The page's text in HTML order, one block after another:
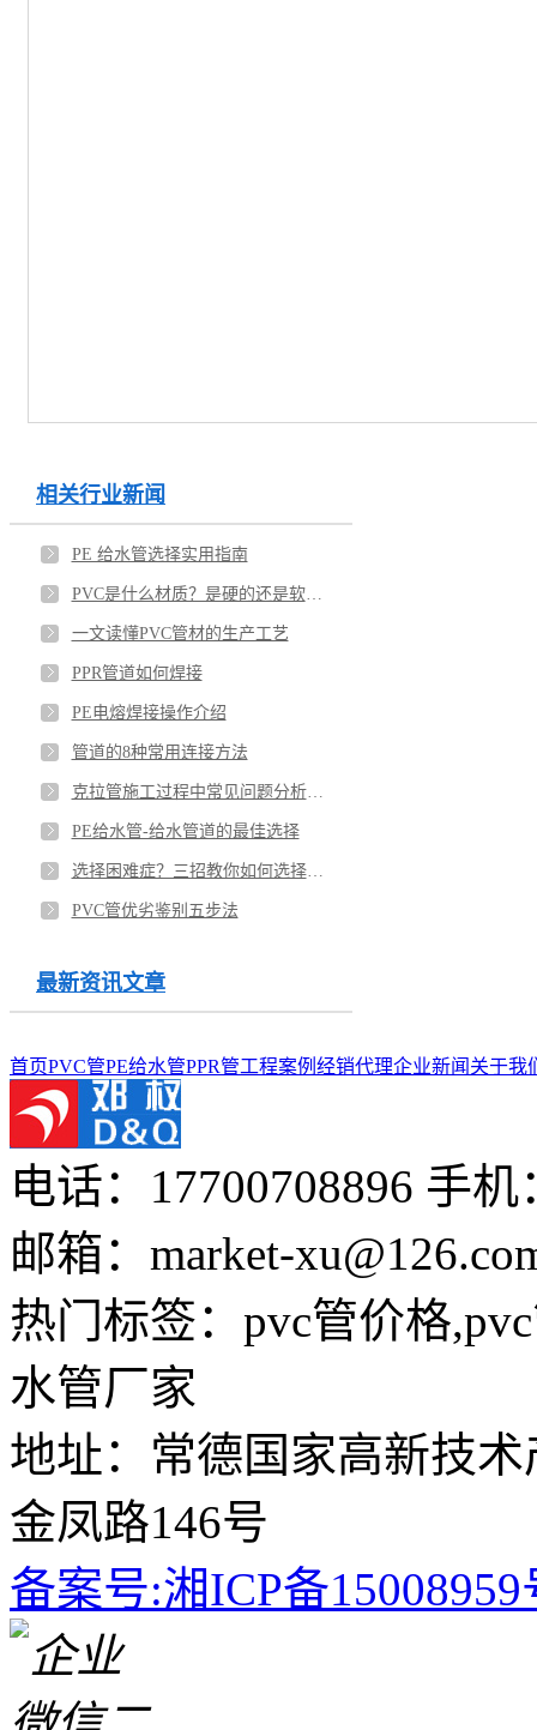
相关行业新闻
PE 给水管选择实用指南
PVC是什么材质？是硬的还是软的？
一文读懂PVC管材的生产工艺
PPR管道如何焊接
PE电熔焊接操作介绍
管道的8种常用连接方法
克拉管施工过程中常见问题分析&处理办法
PE给水管-给水管道的最佳选择
选择困难症？三招教你如何选择优质PPR管！
PVC管优劣鉴别五步法
最新资讯文章
首页PVC管PE给水管PPR管工程案例 经销代理企业新闻 关于我
电话：17700708896 手机
邮箱：market-
热门标签：pvc管价格
水管厂家
地址：常德国家高新技
金凤路146号
备案号:湘ICP备15008959